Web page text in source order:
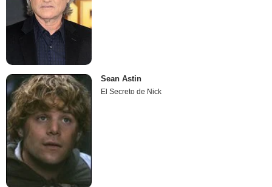
Sean Astin
El Secreto de Nick